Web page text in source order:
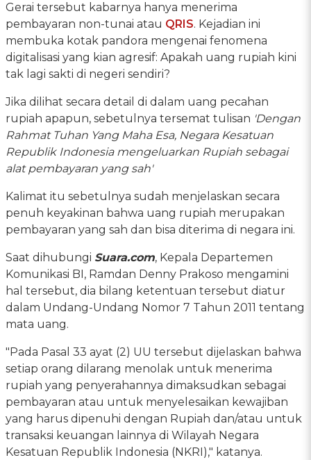
Gerai tersebut kabarnya hanya menerima
pembayaran non-tunai atau QRIS. Kejadian ini
membuka kotak pandora mengenai fenomena
digitalisasi yang kian agresif: Apakah uang rupiah kini
tak lagi sakti di negeri sendiri?
Jika dilihat secara detail di dalam uang pecahan
rupiah apapun, sebetulnya tersemat tulisan 'Dengan
Rahmat Tuhan Yang Maha Esa, Negara Kesatuan
Republik Indonesia mengeluarkan Rupiah sebagai
alat pembayaran yang sah'
Kalimat itu sebetulnya sudah menjelaskan secara
penuh keyakinan bahwa uang rupiah merupakan
pembayaran yang sah dan bisa diterima di negara ini.
Saat dihubungi Suara.com, Kepala Departemen
Komunikasi BI, Ramdan Denny Prakoso mengamini
hal tersebut, dia bilang ketentuan tersebut diatur
dalam Undang-Undang Nomor 7 Tahun 2011 tentang
mata uang.
"Pada Pasal 33 ayat (2) UU tersebut dijelaskan bahwa
setiap orang dilarang menolak untuk menerima
rupiah yang penyerahannya dimaksudkan sebagai
pembayaran atau untuk menyelesaikan kewajiban
yang harus dipenuhi dengan Rupiah dan/atau untuk
transaksi keuangan lainnya di Wilayah Negara
Kesatuan Republik Indonesia (NKRI)," katanya.